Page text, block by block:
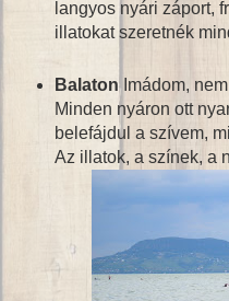
langyos nyári záport,
illatokat szeretnék
BalatonImádom,
Minden nyáron ott
belefájdul a szívem,
Az illatok, a színek, a